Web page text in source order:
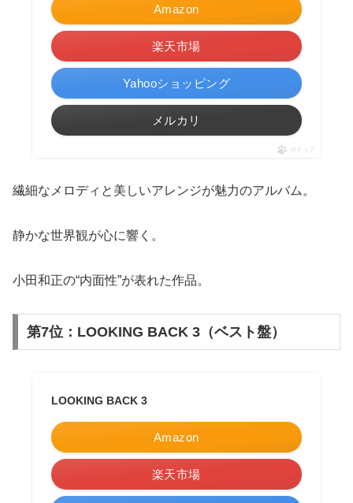
Amazon
楽天市場
Yahooショッピング
メルカリ
ポチップ
繊細なメロディと美しいアレンジが魅力のアルバム。
静かな世界観が心に響く。
小田和正の“内面性”が表れた作品。
第7位：LOOKING BACK 3（ベスト盤）
LOOKING BACK 3
Amazon
楽天市場